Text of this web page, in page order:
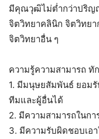
มีคุณวุฒิไม่ต่ำกว่าปริญ
จิตวิทยาคลินิก จิตวิทย
จิตวิทยาอื่น ๆ
ความรู้ความสามารถ ทั
1. มีมนุษยสัมพันธ์ ยอม
ทีมและผู้อื่นได้
2. มีความสามารถในก
3. มีความรับผิดชอบเอ